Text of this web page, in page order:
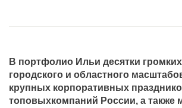
В портфолио Ильи десятки
городского и областного
крупных корпоративных
топовыхкомпаний России, а также